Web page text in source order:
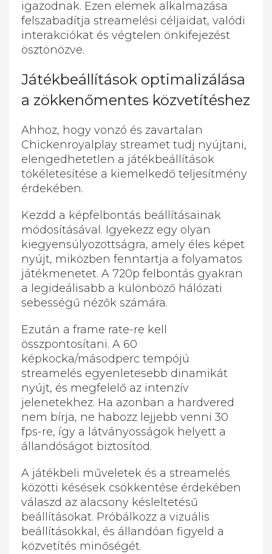
igazodnak. Ezen elemek alkalmazása
felszabadítja streamelési céljaidat, valódi
interakciókat és végtelen önkifejezést
ösztönözve.
Játékbeállítások optimalizálása
a zökkenőmentes közvetítéshez
Ahhoz, hogy vonzó és zavartalan
Chickenroyalplay streamet tudj nyújtani,
elengedhetetlen a játékbeállítások
tökéletesítése a kiemelkedő teljesítmény
érdekében.
Kezdd a képfelbontás beállításainak
módosításával. Igyekezz egy olyan
kiegyensúlyozottságra, amely éles képet
nyújt, miközben fenntartja a folyamatos
játékmenetet. A 720p felbontás gyakran
a legideálisabb a különböző hálózati
sebességű nézők számára.
Ezután a frame rate-re kell
összpontosítani. A 60
képkocka/másodperc tempójú
streamelés egyenletesebb dinamikát
nyújt, és megfelelő az intenzív
jelenetekhez. Ha azonban a hardvered
nem bírja, ne habozz lejjebb venni 30
fps-re, így a látványosságok helyett a
állandóságot biztosítod.
A játékbeli műveletek és a streamelés
közötti késések csökkentése érdekében
válaszd az alacsony késleltetésű
beállításokat. Próbálkozz a vizuális
beállításokkal, és állandóan figyeld a
közvetítés minőségét.